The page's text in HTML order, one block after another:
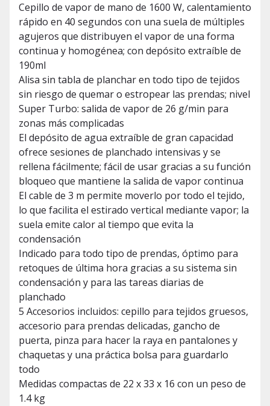
Cepillo de vapor de mano de 1600 W, calentamiento
rápido en 40 segundos con una suela de múltiples
agujeros que distribuyen el vapor de una forma
continua y homogénea; con depósito extraíble de
190ml
Alisa sin tabla de planchar en todo tipo de tejidos
sin riesgo de quemar o estropear las prendas; nivel
Super Turbo: salida de vapor de 26 g/min para
zonas más complicadas
El depósito de agua extraíble de gran capacidad
ofrece sesiones de planchado intensivas y se
rellena fácilmente; fácil de usar gracias a su función
bloqueo que mantiene la salida de vapor continua
El cable de 3 m permite moverlo por todo el tejido,
lo que facilita el estirado vertical mediante vapor; la
suela emite calor al tiempo que evita la
condensación
Indicado para todo tipo de prendas, óptimo para
retoques de última hora gracias a su sistema sin
condensación y para las tareas diarias de
planchado
5 Accesorios incluidos: cepillo para tejidos gruesos,
accesorio para prendas delicadas, gancho de
puerta, pinza para hacer la raya en pantalones y
chaquetas y una práctica bolsa para guardarlo
todo
Medidas compactas de 22 x 33 x 16 con un peso de
1.4 kg